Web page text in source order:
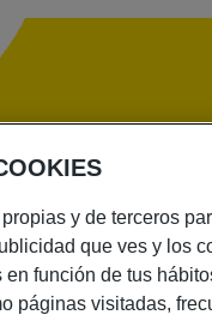
te quedes *
y de terceros
que ves y los
en función de tus
páginas visitadas,